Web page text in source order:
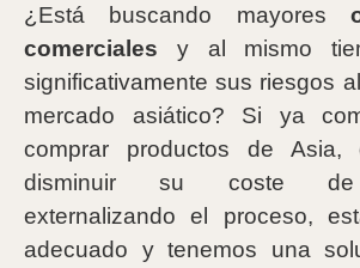
¿Está buscando mayores
comerciales y al mismo
significativamente sus riesgos
mercado asiático? Si ya
comprar productos de
disminuir su coste de
externalizando el proceso,
adecuado y tenemos una